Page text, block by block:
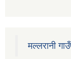
मल्लरानी